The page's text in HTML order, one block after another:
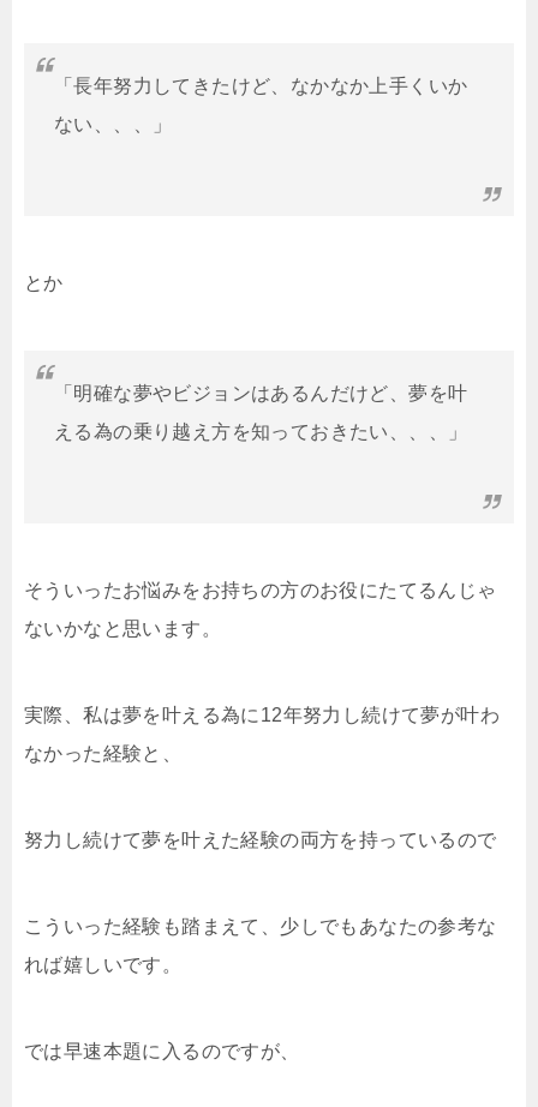
「長年努力してきたけど、なかなか上手くいか
ない、、、」
とか
「明確な夢やビジョンはあるんだけど、夢を叶
える為の乗り越え方を知っておきたい、、、」
そういったお悩みをお持ちの方のお役にたてるんじゃ
ないかなと思います。
実際、私は夢を叶える為に12年努力し続けて夢が叶わ
なかった経験と、
努力し続けて夢を叶えた経験の両方を持っているので
こういった経験も踏まえて、少しでもあなたの参考な
れば嬉しいです。
では早速本題に入るのですが、